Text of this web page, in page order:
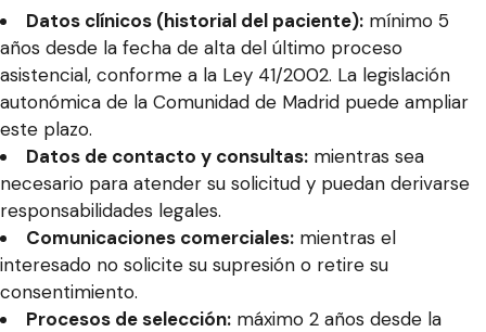
Datos clínicos (historial del paciente): mínimo 5
años desde la fecha de alta del último proceso
asistencial, conforme a la Ley 41/2002. La legislación
autonómica de la Comunidad de Madrid puede ampliar
este plazo.
Datos de contacto y consultas: mientras sea
necesario para atender su solicitud y puedan derivarse
responsabilidades legales.
Comunicaciones comerciales: mientras el
interesado no solicite su supresión o retire su
consentimiento.
Procesos de selección: máximo 2 años desde la